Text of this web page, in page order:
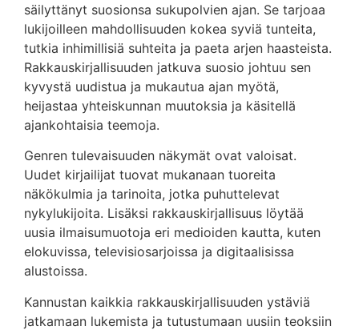
säilyttänyt suosionsa sukupolvien ajan. Se tarjoaa
lukijoilleen mahdollisuuden kokea syviä tunteita,
tutkia inhimillisiä suhteita ja paeta arjen haasteista.
Rakkauskirjallisuuden jatkuva suosio johtuu sen
kyvystä uudistua ja mukautua ajan myötä,
heijastaa yhteiskunnan muutoksia ja käsitellä
ajankohtaisia teemoja.
Genren tulevaisuuden näkymät ovat valoisat.
Uudet kirjailijat tuovat mukanaan tuoreita
näkökulmia ja tarinoita, jotka puhuttelevat
nykylukijoita. Lisäksi rakkauskirjallisuus löytää
uusia ilmaisumuotoja eri medioiden kautta, kuten
elokuvissa, televisiosarjoissa ja digitaalisissa
alustoissa.
Kannustan kaikkia rakkauskirjallisuuden ystäviä
jatkamaan lukemista ja tutustumaan uusiin teoksiin